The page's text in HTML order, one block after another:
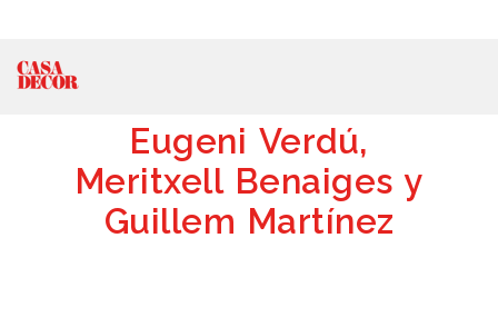
Eugeni Verdú,
Meritxell Benaiges y
Guillem Martínez